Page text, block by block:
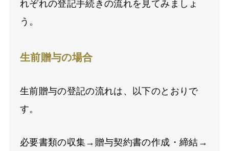
れぞれの登記手続きの流れを見てみましょ
う。
生前贈与の場合
生前贈与の登記の流れは、以下のとおりで
す。
必要書類の収集→贈与契約書の作成・締結→